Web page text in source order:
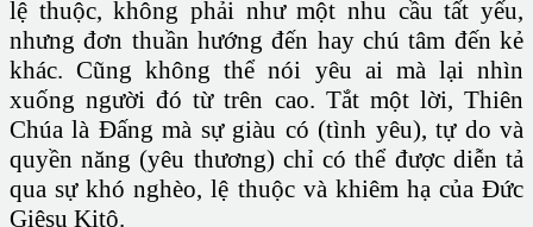
lệ thuộc, không phải như một nhu cầu tất yếu,
nhưng đơn thuần hướng đến hay chú tâm đến kẻ
khác. Cũng không thể nói yêu ai mà lại nhìn
xuống người đó từ trên cao. Tắt một lời, Thiên
Chúa là Đấng mà sự giàu có (tình yêu), tự do và
quyền năng (yêu thương) chỉ có thể được diễn tả
qua sự khó nghèo, lệ thuộc và khiêm hạ của Đức
Giêsu Kitô.